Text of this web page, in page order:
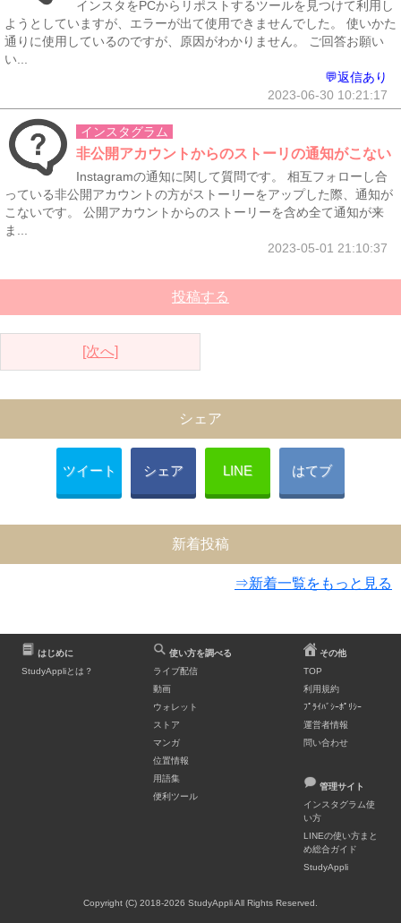
インスタをPCからリポストするツールを見つけて利用し
ようとしていますが、エラーが出て使用できませんでした。 使いかた
通りに使用しているのですが、原因がわかりません。 ご回答お願い
い...
💬返信あり
2023-06-30 10:21:17
インスタグラム
非公開アカウントからのストーリの通知がこない
Instagramの通知に関して質問です。 相互フォローし合
っている非公開アカウントの方がストーリーをアップした際、通知が
こないです。 公開アカウントからのストーリーを含め全て通知が来
ま...
2023-05-01 21:10:37
投稿する
[次へ]
シェア
ツイート シェア LINE はてブ
新着投稿
⇒新着一覧をもっと見る
はじめに
StudyAppliとは？
使い方を調べる
ライブ配信
動画
ウォレット
ストア
マンガ
位置情報
用語集
便利ツール
その他
TOP
利用規約
ﾌﾟﾗｲﾊﾞｼｰﾎﾟﾘｼｰ
運営者情報
問い合わせ
管理サイト
インスタグラム使
い方
LINEの使い方まと
め総合ガイド
StudyAppli
Copyright (C) 2018-2026 StudyAppli All Rights Reserved.